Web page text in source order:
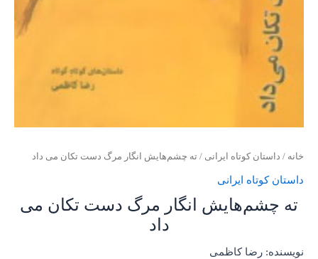
خانه / داستان کوتاه ایرانی / ته چشم‌هایش انگار مرگ دست تکان می داد
داستان کوتاه ایرانی
ته چشم‌هایش انگار مرگ دست تکان می
داد
نویسنده: رضا کاظمی